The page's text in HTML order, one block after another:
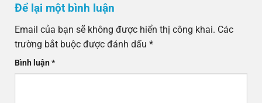
Để lại một bình luận
Email của bạn sẽ không được hiển thị công khai. Các
trường bắt buộc được đánh dấu *
Bình luận*